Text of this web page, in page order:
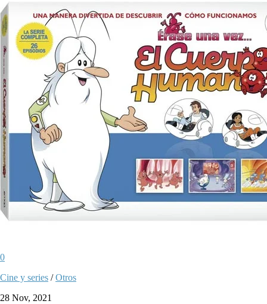
0
Cine y series /Otros
28 Nov, 2021